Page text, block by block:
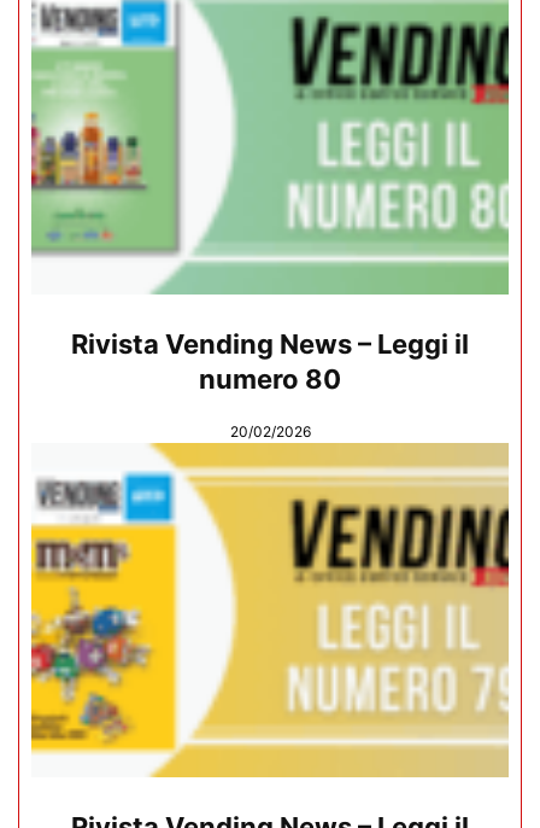
Rivista Vending News – Leggi il
numero 80
20/02/2026